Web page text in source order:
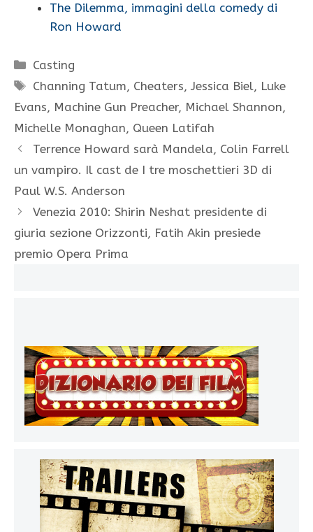
The Dilemma, immagini della comedy di
Ron Howard
Categorie
Casting
Tag
Channing Tatum, Cheaters,Jessica Biel, Luke
Evans, Machine Gun Preacher, Michael Shannon,
Michelle Monaghan, Queen Latifah
Terrence Howard sarà Mandela, Colin Farrell
un vampiro. Il cast de I tre moschettieri 3D di
Paul W.S. Anderson
Venezia 2010: Shirin Neshat presidente di
giuria sezione Orizzonti, Fatih Akin presiede
premio Opera Prima